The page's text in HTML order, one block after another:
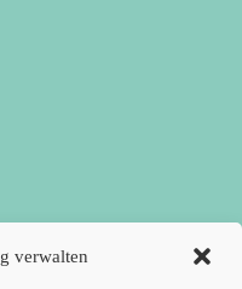
verwalten
in Bayern e.V.